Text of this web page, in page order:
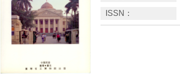
ISSN：